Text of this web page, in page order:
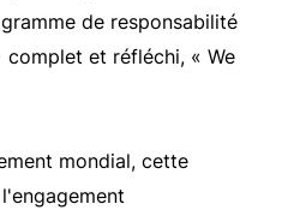
de responsabilité
complet et réfléchi, « We
mondial, cette